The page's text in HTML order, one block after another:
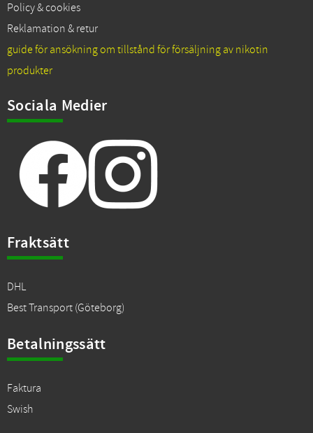
Policy & cookies
Reklamation & retur
guide för ansökning om tillstånd för försäljning av nikotin
produkter
Sociala Medier
Fraktsätt
DHL
Best Transport (Göteborg)
Betalningssätt
Faktura
Swish